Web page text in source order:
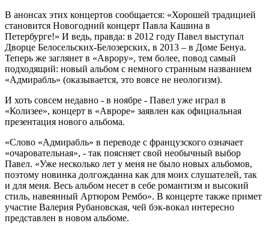
В анонсах этих концертов сообщается: «Хорошей традицией
становится Новогодний концерт Павла Кашина в
Петербурге!» И ведь, правда: в 2012 году Павел выступал
Дворце Белосельских-Белозерских, в 2013 – в Доме Бенуа.
Теперь же заглянет в «Аврору», тем более, повод самый
подходящий: новый альбом с немного странным названием
«Адмирабль» (оказывается, это вовсе не неологизм).
И хоть совсем недавно - в ноябре - Павел уже играл в
«Колизее», концерт в «Авроре» заявлен как официальная
презентация нового альбома.
«Слово «Адмирабль» в переводе с французского означает
«очаровательная», - так поясняет свой необычный выбор
Павел. «Уже несколько лет у меня не было новых альбомов,
поэтому новинка долгожданна как для моих слушателей, так
и для меня. Весь альбом несет в себе романтизм и высокий
стиль, навеянный Артюром Рембо». В концерте также примет
участие Валерия Рубановская, чей бэк-вокал интересно
представлен в новом альбоме.